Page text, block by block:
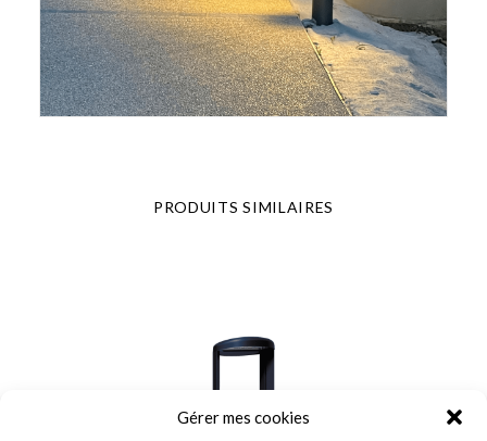
Gérer mes cookies
PRODUITS SIMILAIRES